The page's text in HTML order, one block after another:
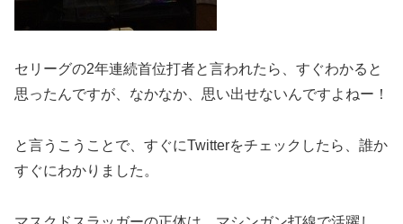
セリーグの2年連続首位打者と言われたら、すぐわかると
思ったんですが、なかなか、思い出せないんですよねー！
と言うこうことで、すぐにTwitterをチェックしたら、誰か
すぐにわかりました。